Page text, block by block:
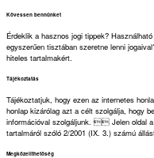
Kövessen bennünket
Érdeklik a hasznos jogi tippek?
egyszerűen tisztában szeretne lenni
hiteles tartalmakért.
Tájékoztatás
Tájékoztatjuk, hogy ezen az internetes
honlap kizárólag azt a célt szolgálja, hogy
információval szolgáljunk.  Jelen oldal a
tartalmáról szóló 2/2001 (IX. 3.) számú
Megközelíthetőség